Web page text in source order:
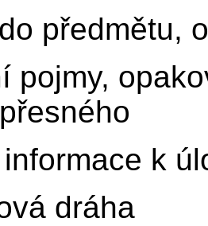
předmětu,
pojmy,
k
dráha